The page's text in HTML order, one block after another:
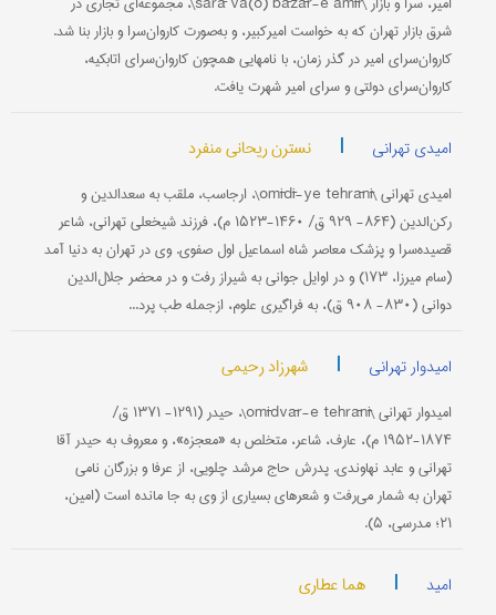
شرق بازار تهران که به خواست امیرکبیر، و به‌صورت کاروان‌سرا و بازار بنا شد.
کاروان‌سرای امیر در گذر زمان، با نامهایی همچون کاروان‌سرای اتابکیه،
کاروان‌سرای دولتی و سرای امیر شهرت یافت.
امیدی تهرانی | نسترن ریحانی منفرد
امیدی تهرانی \omīdī-ye tehrānī\، ارجاسب، ملقب به سعدالدین و
رکن‌الدین (۸۶۴- ۹۲۹ ق/ ۱۴۶۰-۱۵۲۳ م)، فرزند شیخعلی تهرانی، شاعر
قصیده‌سرا و پزشک معاصر شاه اسماعیل اول صفوی. وی در تهران به دنیا آمد
(سام میرزا، ۱۷۳) و در اوایل جوانی به شیراز رفت و در محضر جلال‌الدین
دوانی (۸۳۰- ۹۰۸ ق)، به فراگیری علوم، ازجمله طب پرد...
امیدوار تهرانی | شهرزاد رحیمی
امیدوار تهرانی \omīdvār-e tehrānī\، حیدر (۱۲۹۱- ۱۳۷۱ ق/
۱۸۷۴-۱۹۵۲ م)، عارف، شاعر، متخلص به «معجزه»، و معروف به حیدر آقا
تهرانی و عابد نهاوندی. پدرش حاج مرشد چلویی، از عرفا و بزرگان نامی
تهران به شمار می‌رفت و شعرهای بسیاری از وی به جا مانده است (امین،
۲۱؛ مدرسی، ۵).
امید | هما عطاری